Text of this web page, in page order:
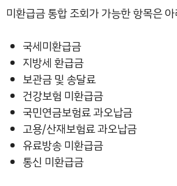
미환급금 통합 조회가 가능한 항목은
국세미환급금
지방세 환급금
보관금 및 송달료
건강보험 미환급금
국민연금보험료 과오납금
고용/산재보험료 과오납금
유료방송 미환급금
통신 미환급금